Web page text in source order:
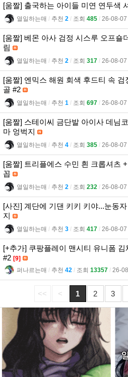
[움짤] 출국하는 아이들 미연 연두색
열일하는매 l 추천 2 l 조회 485 l 26-08-07
[움짤] 베몬 아사 검정 시스루 오프숄
림
열일하는매 l 추천 2 l 조회 317 l 26-08-07
[움짤] 엔믹스 해원 회색 후드티 속
골 #2
열일하는매 l 추천 1 l 조회 697 l 26-08-07
[움짤] 스테이씨 금단발 아이사 데님
마 엉벅지
열일하는매 l 추천 4 l 조회 385 l 26-08-07
[움짤] 트리플에스 수민 흰 크롭셔츠
꼽
열일하는매 l 추천 2 l 조회 232 l 26-08-07
[사진] 계단에 기댄 키키 키야...눈동
지
열일하는매 l 추천 3 l 조회 417 l 26-08-07
[+추가] 쿠팡플레이 맨시티 유니폼
#2 [9]
퍼나르는매 l 추천 42 l 조회 13357 l 26-
<< < 1 2 3